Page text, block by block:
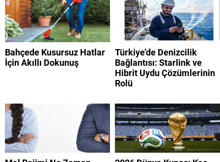
Bahçede Kusursuz Hatlar
İçin Akıllı Dokunuş
Türkiye’de Denizcilik
Bağlantısı: Starlink ve
Hibrit Uydu Çözümlerinin
Rolü